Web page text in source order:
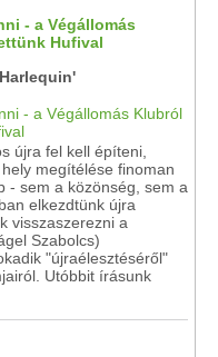
- a Végállomás
Hufival
újra fel kell építeni,
megítélése finoman
- sem a közönség, sem a
elkezdtünk újra
visszaszerezni a
Szabolcs)
"újraélesztéséről"
Utóbbit írásunk